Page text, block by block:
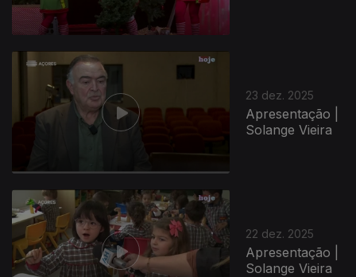
23 dez. 2025
Apresentação |
Solange Vieira
22 dez. 2025
Apresentação |
Solange Vieira